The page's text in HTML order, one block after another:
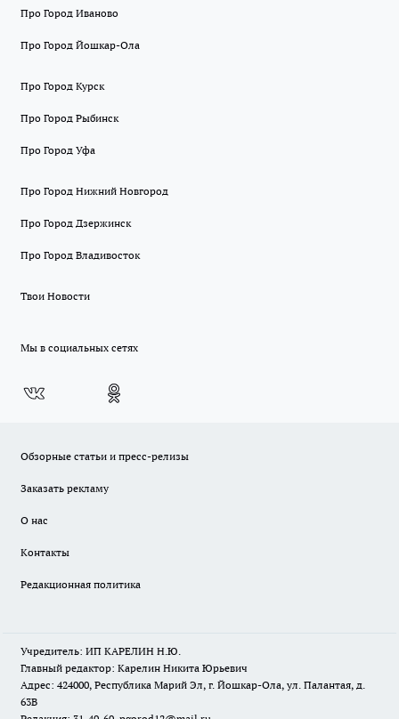
Про Город Иваново
Про Город Йошкар-Ола
Про Город Курск
Про Город Рыбинск
Про Город Уфа
Про Город Нижний Новгород
Про Город Дзержинск
Про Город Владивосток
Твои Новости
Мы в социальных сетях
Обзорные статьи и пресс-релизы
Заказать рекламу
О нас
Контакты
Редакционная политика
Учредитель: ИП КАРЕЛИН Н.Ю.
Главный редактор: Карелин Никита Юрьевич
Адрес: 424000, Республика Марий Эл, г. Йошкар-Ола, ул. Палантая, д.
63В